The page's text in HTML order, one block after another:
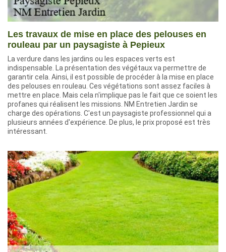
Les travaux de mise en place des pelouses en
rouleau par un paysagiste à Pepieux
La verdure dans les jardins ou les espaces verts est
indispensable. La présentation des végétaux va permettre de
garantir cela. Ainsi, il est possible de procéder à la mise en place
des pelouses en rouleau. Ces végétations sont assez faciles à
mettre en place. Mais cela n'implique pas le fait que ce soient les
profanes qui réalisent les missions. NM Entretien Jardin se
charge des opérations. C'est un paysagiste professionnel qui a
plusieurs années d'expérience. De plus, le prix proposé est très
intéressant.